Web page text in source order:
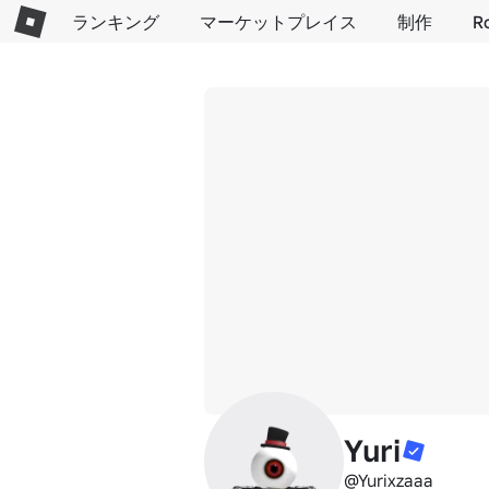
ランキング マーケットプレイス 制作
Yuri
@Yurixzaaa